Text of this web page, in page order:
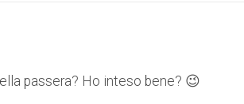
passera? Ho inteso bene? 😉